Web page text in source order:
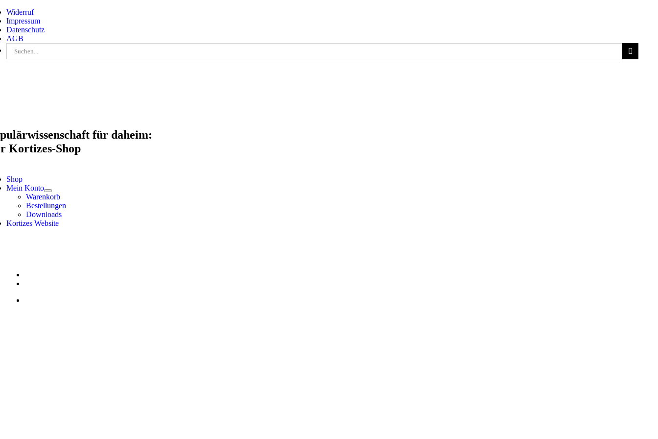
to
content
Widerruf
Impressum
Datenschutz
AGB
nach:
für daheim:
Kortizes-Shop
Shop
Mein Konto
Warenkorb
Bestellungen
Downloads
Kortizes Website